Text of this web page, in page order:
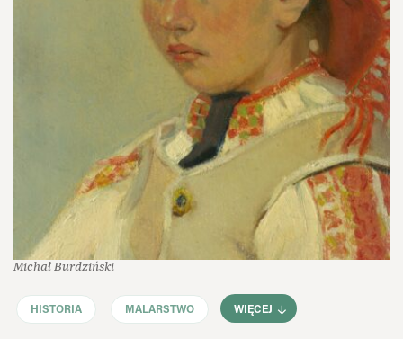
Michał Burdziński
HISTORIA MALARSTWO WIĘCEJ